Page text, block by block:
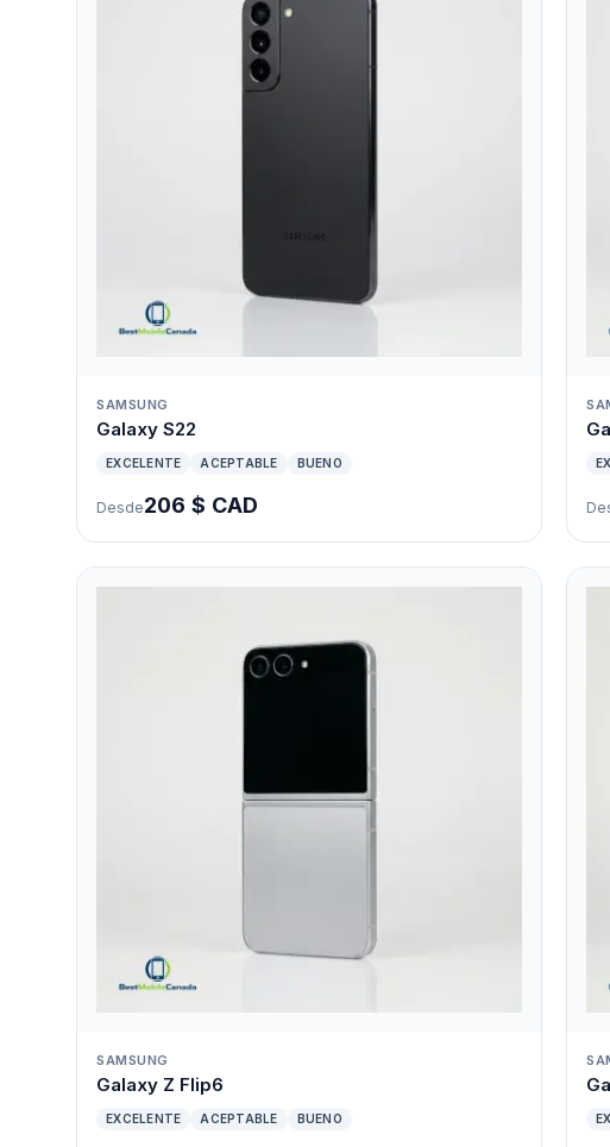
SAMSUNG
Galaxy S22
EXCELENTE ACEPTABLE BUENO
Desde206 $ CAD
SAMSUNG
Galaxy Z Flip6
EXCELENTE ACEPTABLE BUENO